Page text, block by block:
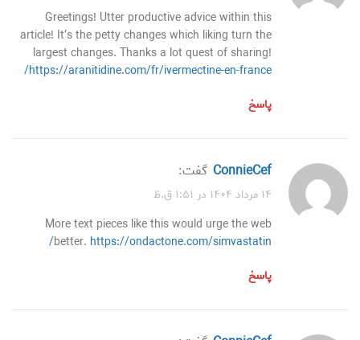
Greetings! Utter productive advice within this
article! It’s the petty changes which liking turn the
largest changes. Thanks a lot quest of sharing!
https://aranitidine.com/fr/ivermectine-en-france/
پاسخ
ConnieCef گفت:
۱۴ مرداد ۱۴۰۴ در ۱:۵۱ ق.ظ
More text pieces like this would urge the web
better. https://ondactone.com/simvastatin/
پاسخ